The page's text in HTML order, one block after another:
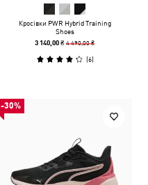
Кросівки PWR Hybrid Training
Shoes
3 140,00 ₴4 490,00 ₴
(6)
-30%